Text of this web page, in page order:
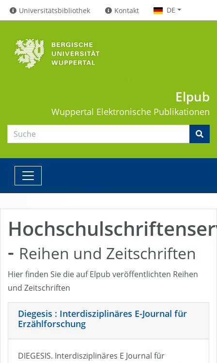
Universitätsbibliothek Kontakt DE
Elpub
Wuppertal Elektronische Publikationen
- Reihen und Zeitschriften
Hier finden Sie die auf Elpub veröffentlichten Reihen
und Zeitschriften
Diegesis : Interdisziplinäres E-Journal für
Erzählforschung
DIEGESIS. Interdisziplinäres E Journal für